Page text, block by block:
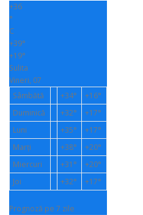
+36
°
C
+39°
+19°
Sulita
Vineri, 07
Sâmbătă
+34° +16°
Duminică
+32° +17°
Luni
+35° +17°
Marți
+38° +20°
Miercuri
+31° +20°
Joi
+32° +17°
Prognoză pe 7 zile